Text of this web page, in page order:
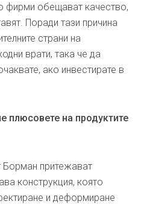
фирми обещават качество,
Поради тази причина
страни на
врати, така че да
ако инвестирате в
плюсовете на продуктите
Борман притежават
конструкция, която
и деформиране